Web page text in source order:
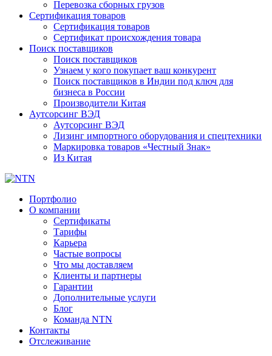
Перевозка сборных грузов
Сертификация товаров
Сертификация товаров
Сертификат происхождения товара
Поиск поставщиков
Поиск поставщиков
Узнаем у кого покупает ваш конкурент
Поиск поставщиков в Индии под ключ для
бизнеса в России
Производители Китая
Аутсорсинг ВЭД
Аутсорсинг ВЭД
Лизинг импортного оборудования и спецтехники
Маркировка товаров «Честный Знак»
Из Китая
Портфолио
О компании
Сертификаты
Тарифы
Карьера
Частые вопросы
Что мы доставляем
Клиенты и партнеры
Гарантии
Дополнительные услуги
Блог
Команда NTN
Контакты
Отслеживание